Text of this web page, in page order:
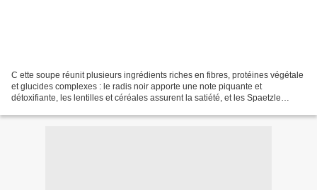
C ette soupe réunit plusieurs ingrédients riches en fibres, protéines végétale
et glucides complexes : le radis noir apporte une note piquante et
détoxifiante, les lentilles et céréales assurent la satiété, et les Spaetzle